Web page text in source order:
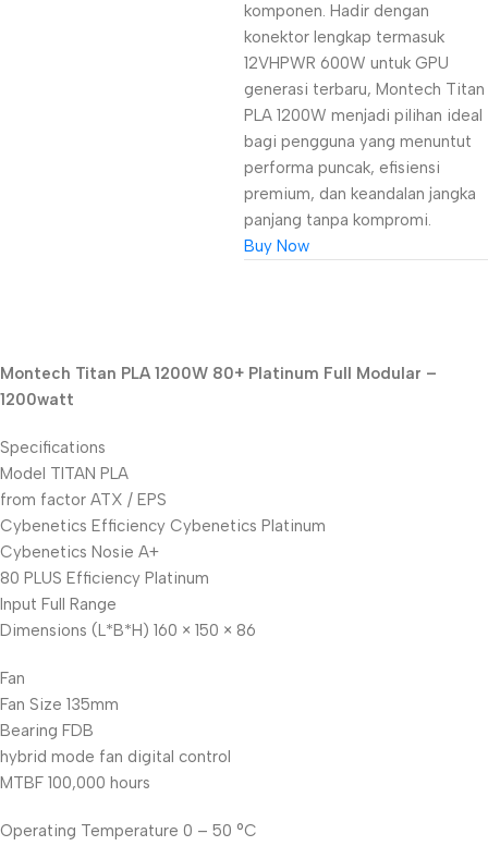
komponen. Hadir dengan
konektor lengkap termasuk
12VHPWR 600W untuk GPU
generasi terbaru, Montech Titan
PLA 1200W menjadi pilihan ideal
bagi pengguna yang menuntut
performa puncak, efisiensi
premium, dan keandalan jangka
panjang tanpa kompromi.
Buy Now
Unbeatable offers
Black Friday
Montech Titan PLA 1200W 80+ Platinum Full Modular –
1200watt
Specifications
Model TITAN PLA
from factor ATX / EPS
Cybenetics Efficiency Cybenetics Platinum
Cybenetics Nosie A+
80 PLUS Efficiency Platinum
Input Full Range
Dimensions (L*B*H) 160 × 150 × 86
Fan
Fan Size 135mm
Bearing FDB
hybrid mode fan digital control
MTBF 100,000 hours
Operating Temperature 0 – 50 °C